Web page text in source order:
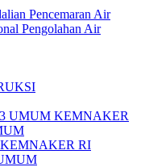
Pencemaran Air
Pengolahan Air
UMUM KEMNAKER
RI